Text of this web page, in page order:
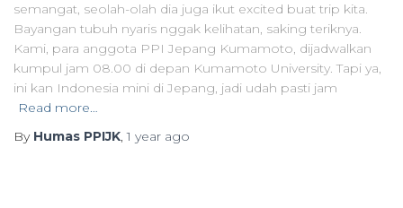
semangat, seolah-olah dia juga ikut excited buat trip kita.
Bayangan tubuh nyaris nggak kelihatan, saking teriknya.
Kami, para anggota PPI Jepang Kumamoto, dijadwalkan
kumpul jam 08.00 di depan Kumamoto University. Tapi ya,
ini kan Indonesia mini di Jepang, jadi udah pasti jam
Read more…
By Humas PPIJK,1 year ago